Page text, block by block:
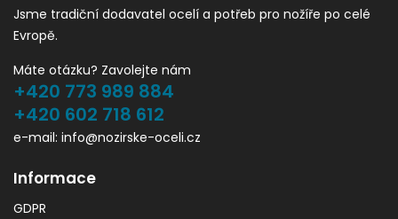
Jsme tradiční dodavatel ocelí a potřeb pro nožíře po celé
Evropě.
Máte otázku? Zavolejte nám
+420 773 989 884
+420 602 718 612
e-mail: info@nozirske-oceli.cz
Informace
GDPR